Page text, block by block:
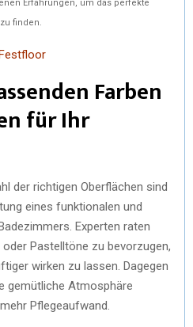
Erfahrungen, um das perfekte
finden.
Farben
für Ihr
der richtigen Oberflächen sind
eines funktionalen und
Experten raten
Pastelltöne zu bevorzugen,
wirken zu lassen. Dagegen
gemütliche Atmosphäre
Pflegeaufwand.